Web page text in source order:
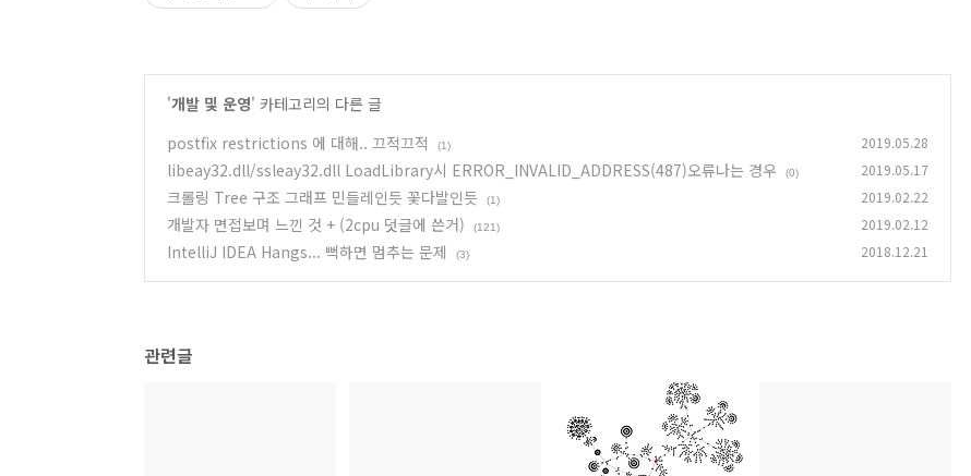
'개발 및 운영' 카테고리의 다른 글
postfix restrictions 에 대해.. 끄적끄적
(1) 2019.05.28
libeay32.dll/ssleay32.dll LoadLibrary시 ERROR_INVALID_ADDRESS(487)오류나는 경우 (0) 2019.05.17
크롤링 Tree 구조 그래프 민들레인듯 꽃다발인듯 (1) 2019.02.22
개발자 면접보며 느낀 것 + (2cpu 덧글에 쓴거) (121) 2019.02.12
IntelliJ IDEA Hangs... 뻑하면 멈추는 문제 (3) 2018.12.21
관련글